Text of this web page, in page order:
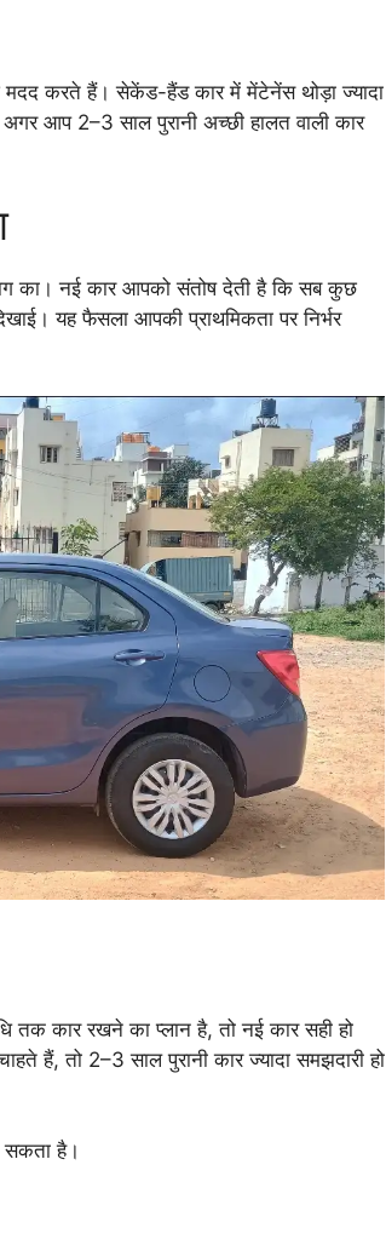
करते हैं। सेकेंड-हैंड कार में मेंटेनेंस थोड़ा ज्यादा
आप 2–3 साल पुरानी अच्छी हालत वाली कार
का। नई कार आपको संतोष देती है कि सब कुछ
यह फैसला आपकी प्राथमिकता पर निर्भर
कार रखने का प्लान है, तो नई कार सही हो
हैं, तो 2–3 साल पुरानी कार ज्यादा समझदारी हो
सकता है।